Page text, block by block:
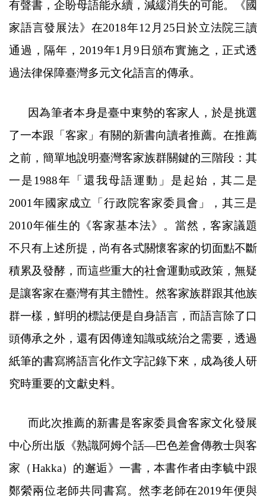
有聲書，企盼母語能永續，減緩消失的可能。《國
家語言發展法》 在2018年12 月 25日於立法院三讀
通過，隔年， 2019年1 月9 日頒布實施之，正式透
過法律保障臺灣多元文化語言的傳承。
因為筆者本身是臺中東勢的客家人，於是挑選
了一本跟「客家」有關的新書向讀者推薦。在推薦
之前，簡單地說明臺灣客家族群關鍵的三階段：其
一是1988年「還我母語運動」是起始，其二是
2001 年國家成立 「行政院客家委員會」，其三是
2010年催生的 《客家基本法》。當然，客家議題
不只有上述所提，尚有各式關懷客家的切面點不斷
積累及發酵，而這些重大的社會運動或政策，無疑
是讓客家在臺灣有其主體性。然客家族群跟其他族
群一樣，鮮明的標誌便是自身語言，而語言除了口
頭傳承之外，還有因傳達知識或統治之需要，透過
紙筆的書寫將語言化作文字記錄下來，成為後人研
究時重要的文獻史料。
而此次推薦的新書是客家委員會客家文化發展
中心所出版 《熟識阿姆个話―巴色差會傳教士與客
家（Hakka）的邂逅》一書，本書作者由李毓中跟
鄭縈兩位老師共同書寫。然李老師在2019年便與